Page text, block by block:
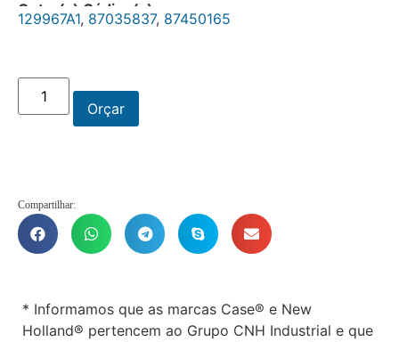
Outro(s) Código(s):
129967A1, 87035837, 87450165
Orçar
Compartilhar:
* Informamos que as marcas Case® e New
Holland® pertencem ao Grupo CNH Industrial e que